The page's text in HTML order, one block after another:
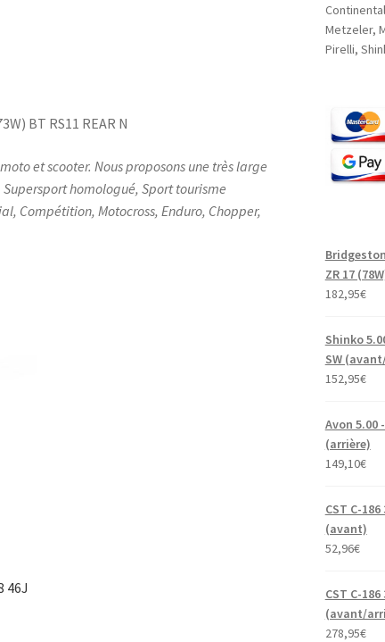
BT RS11 REAR N
et scooter. Nous proposons une très large
homologué, Sport tourisme
Compétition, Motocross, Enduro, Chopper,
46J
Metzeler,
Pirelli,
ZR 17
182,95€
Shinko
SW
152,95€
Avon 5.00
(arrière)
149,10€
CST C-
(avant)
52,96€
CST C-
(avant/
278,95€